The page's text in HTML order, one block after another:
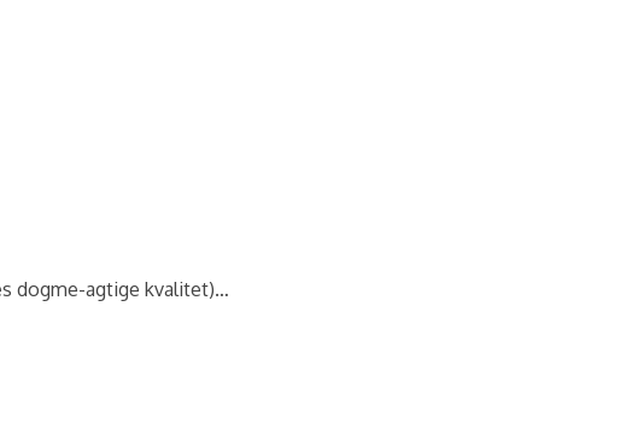
dogme-agtige kvalitet)…